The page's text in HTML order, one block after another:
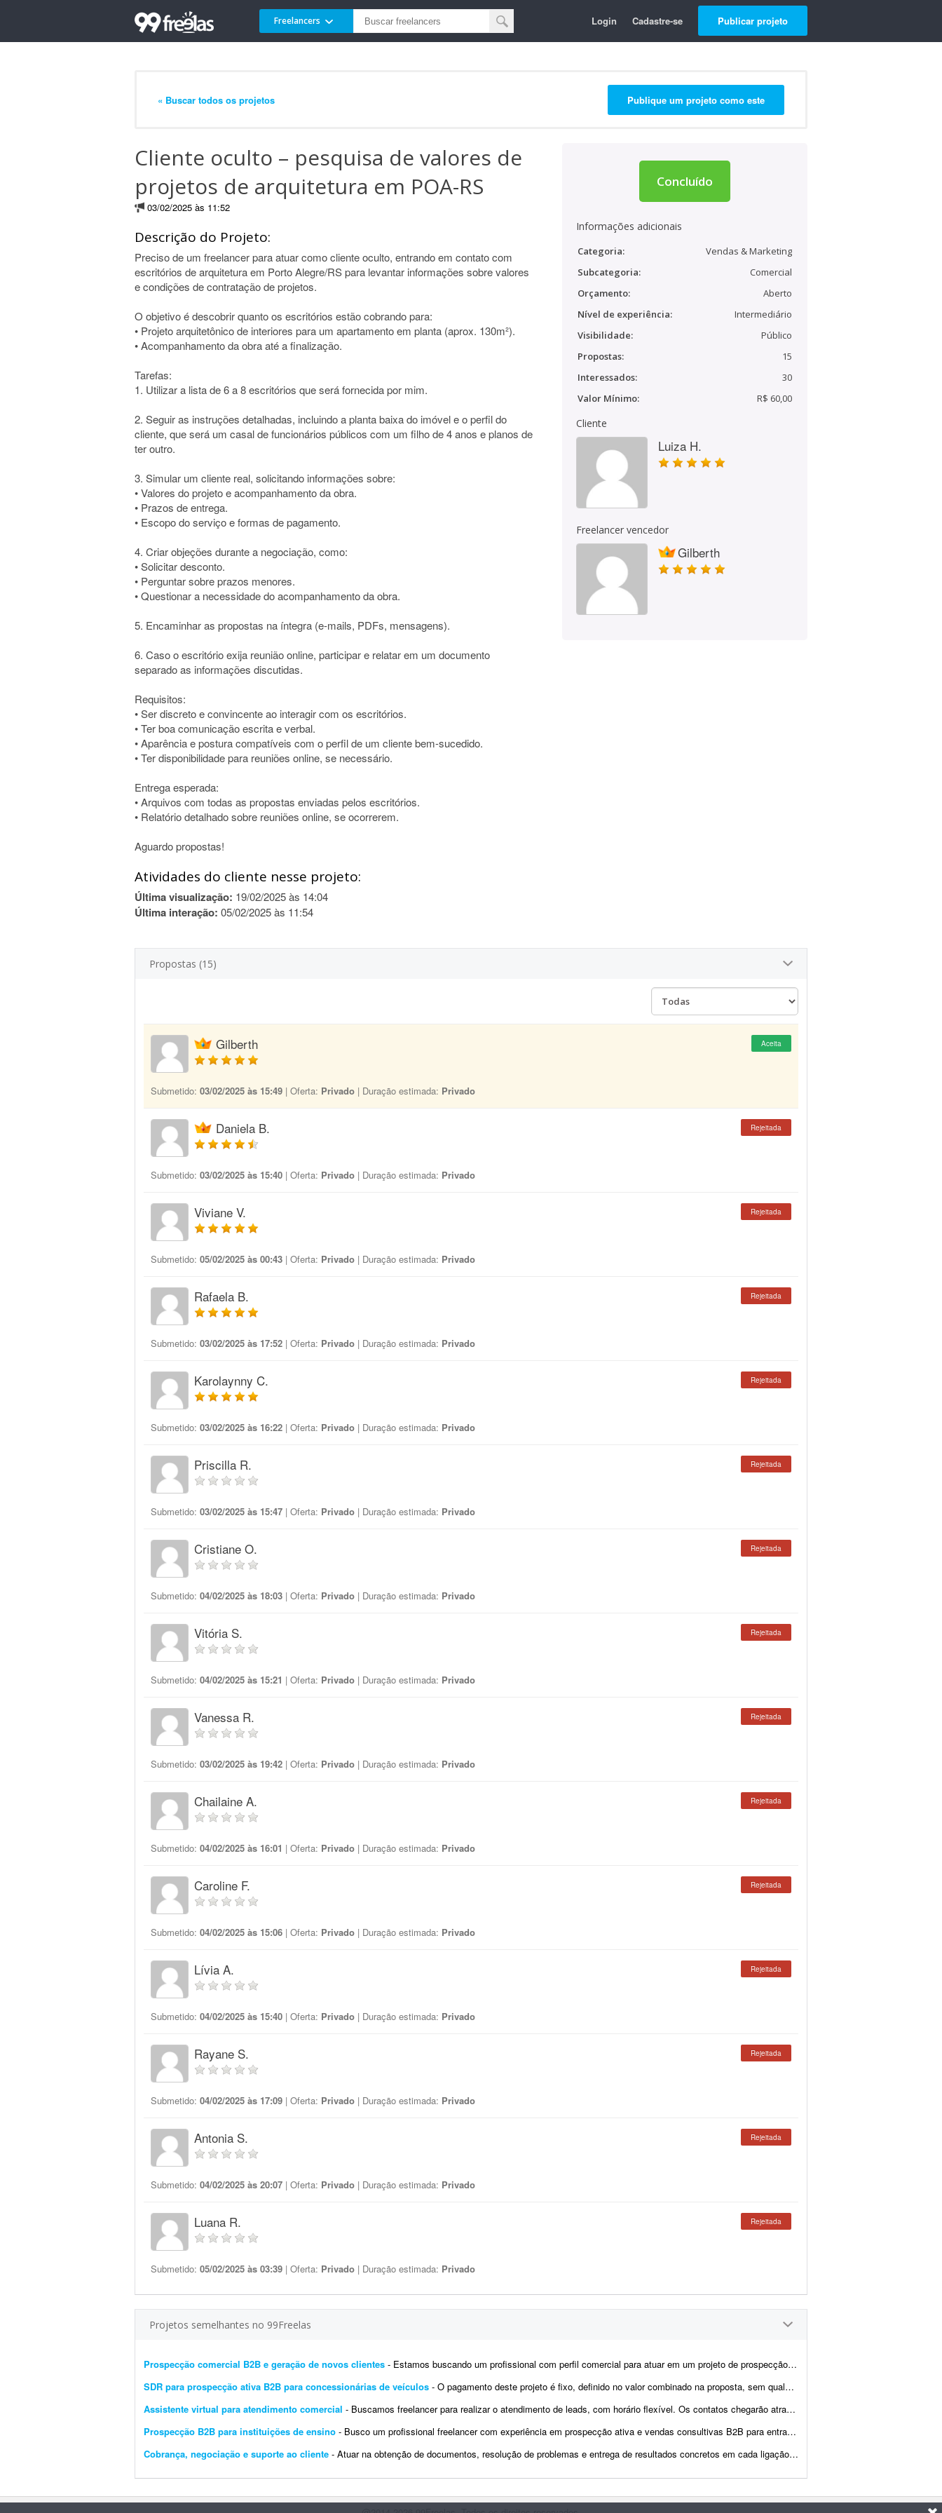
Freelancers Login Cadastre-se Publicar projeto
« Buscar todos os projetos Publique um projeto como este
Cliente oculto – pesquisa de valores de
projetos de arquitetura em POA-RS
03/02/2025 às 11:52
Descrição do Projeto:
Preciso de um freelancer para atuar como cliente oculto, entrando em contato com
escritórios de arquitetura em Porto Alegre/RS para levantar informações sobre valores
e condições de contratação de projetos.
O objetivo é descobrir quanto os escritórios estão cobrando para:
• Projeto arquitetônico de interiores para um apartamento em planta (aprox. 130m²).
• Acompanhamento da obra até a finalização.
Tarefas:
1. Utilizar a lista de 6 a 8 escritórios que será fornecida por mim.
2. Seguir as instruções detalhadas, incluindo a planta baixa do imóvel e o perfil do
cliente, que será um casal de funcionários públicos com um filho de 4 anos e planos de
ter outro.
3. Simular um cliente real, solicitando informações sobre:
• Valores do projeto e acompanhamento da obra.
• Prazos de entrega.
• Escopo do serviço e formas de pagamento.
4. Criar objeções durante a negociação, como:
• Solicitar desconto.
• Perguntar sobre prazos menores.
• Questionar a necessidade do acompanhamento da obra.
5. Encaminhar as propostas na íntegra (e-mails, PDFs, mensagens).
6. Caso o escritório exija reunião online, participar e relatar em um documento
separado as informações discutidas.
Requisitos:
• Ser discreto e convincente ao interagir com os escritórios.
• Ter boa comunicação escrita e verbal.
• Aparência e postura compatíveis com o perfil de um cliente bem-sucedido.
• Ter disponibilidade para reuniões online, se necessário.
Entrega esperada:
• Arquivos com todas as propostas enviadas pelos escritórios.
• Relatório detalhado sobre reuniões online, se ocorrerem.
Aguardo propostas!
Atividades do cliente nesse projeto:
Última visualização: 19/02/2025 às 14:04
Última interação: 05/02/2025 às 11:54
Concluído
Informações adicionais
Categoria:
Vendas & Marketing
Subcategoria:
Comercial
Orçamento:
Aberto
Nível de experiência:
Intermediário
Visibilidade:
Público
Propostas:
15
Interessados:
30
Valor Mínimo:
R$ 60,00
Cliente
Luiza H.
Freelancer vencedor
Gilberth
Propostas (15)
Gilberth Aceita
Submetido: 03/02/2025 às 15:49 | Oferta: Privado | Duração estimada: Privado
Daniela B. Rejeitada
Submetido: 03/02/2025 às 15:40 | Oferta: Privado | Duração estimada: Privado
Viviane V. Rejeitada
Submetido: 05/02/2025 às 00:43 | Oferta: Privado | Duração estimada: Privado
Rafaela B. Rejeitada
Submetido: 03/02/2025 às 17:52 | Oferta: Privado | Duração estimada: Privado
Karolaynny C. Rejeitada
Submetido: 03/02/2025 às 16:22 | Oferta: Privado | Duração estimada: Privado
Priscilla R. Rejeitada
Submetido: 03/02/2025 às 15:47 | Oferta: Privado | Duração estimada: Privado
Cristiane O. Rejeitada
Submetido: 04/02/2025 às 18:03 | Oferta: Privado | Duração estimada: Privado
Vitória S. Rejeitada
Submetido: 04/02/2025 às 15:21 | Oferta: Privado | Duração estimada: Privado
Vanessa R. Rejeitada
Submetido: 03/02/2025 às 19:42 | Oferta: Privado | Duração estimada: Privado
Chailaine A. Rejeitada
Submetido: 04/02/2025 às 16:01 | Oferta: Privado | Duração estimada: Privado
Caroline F. Rejeitada
Submetido: 04/02/2025 às 15:06 | Oferta: Privado | Duração estimada: Privado
Lívia A. Rejeitada
Submetido: 04/02/2025 às 15:40 | Oferta: Privado | Duração estimada: Privado
Rayane S. Rejeitada
Submetido: 04/02/2025 às 17:09 | Oferta: Privado | Duração estimada: Privado
Antonia S. Rejeitada
Submetido: 04/02/2025 às 20:07 | Oferta: Privado | Duração estimada: Privado
Luana R. Rejeitada
Submetido: 05/02/2025 às 03:39 | Oferta: Privado | Duração estimada: Privado
Projetos semelhantes no 99Freelas
Prospecção comercial B2B e geração de novos clientes - Estamos buscando um profissional com perfil comercial para atuar em um projeto de prospecção e desenvolvimento de novas oportunidades B2B para a Guebly. O objetivo será identi...
SDR para prospecção ativa B2B para concessionárias de veículos - O pagamento deste projeto é fixo, definido no valor combinado na proposta, sem qualquer comissionamento sobre metas, reuniões fechadas ou vendas realizadas. Procuro um SDR experiente...
Assistente virtual para atendimento comercial - Buscamos freelancer para realizar o atendimento de leads, com horário flexível. Os contatos chegarão através de nossas campanhas de marketing. O profissional não...
Prospecção B2B para instituições de ensino - Busco um profissional freelancer com experiência em prospecção ativa e vendas consultivas B2B para entrar em contato com instituições de ensino. A lista de contat...
Cobrança, negociação e suporte ao cliente - Atuar na obtenção de documentos, resolução de problemas e entrega de resultados concretos em cada ligação. - Solicitar documentos necessários para ...